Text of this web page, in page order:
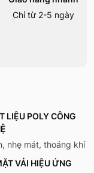
Chỉ từ 2-5 ngày
LIỆU POLY CÔNG
nhẹ mát, thoáng khí
VẢI HIỆU ỨNG